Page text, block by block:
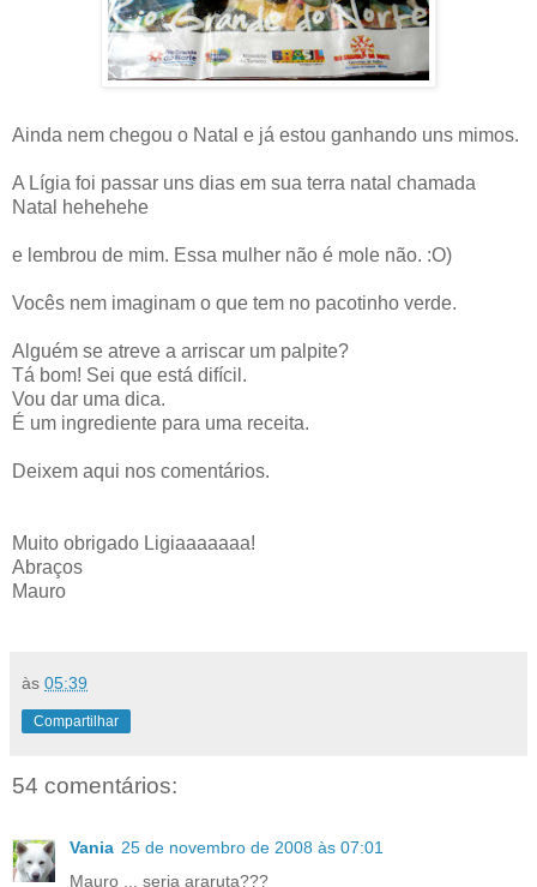
Ainda nem chegou o Natal e já estou ganhando uns mimos.
A Lígia foi passar uns dias em sua terra natal chamada
Natal hehehehe
e lembrou de mim. Essa mulher não é mole não. :O)
Vocês nem imaginam o que tem no pacotinho verde.
Alguém se atreve a arriscar um palpite?
Tá bom! Sei que está difícil.
Vou dar uma dica.
É um ingrediente para uma receita.
Deixem aqui nos comentários.
Muito obrigado Ligiaaaaaaa!
Abraços
Mauro
às 05:39
Compartilhar
54 comentários:
Vania 25 de novembro de 2008 às 07:01
Mauro ... seria araruta???